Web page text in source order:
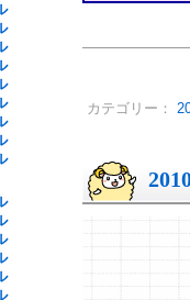
カテゴリー：